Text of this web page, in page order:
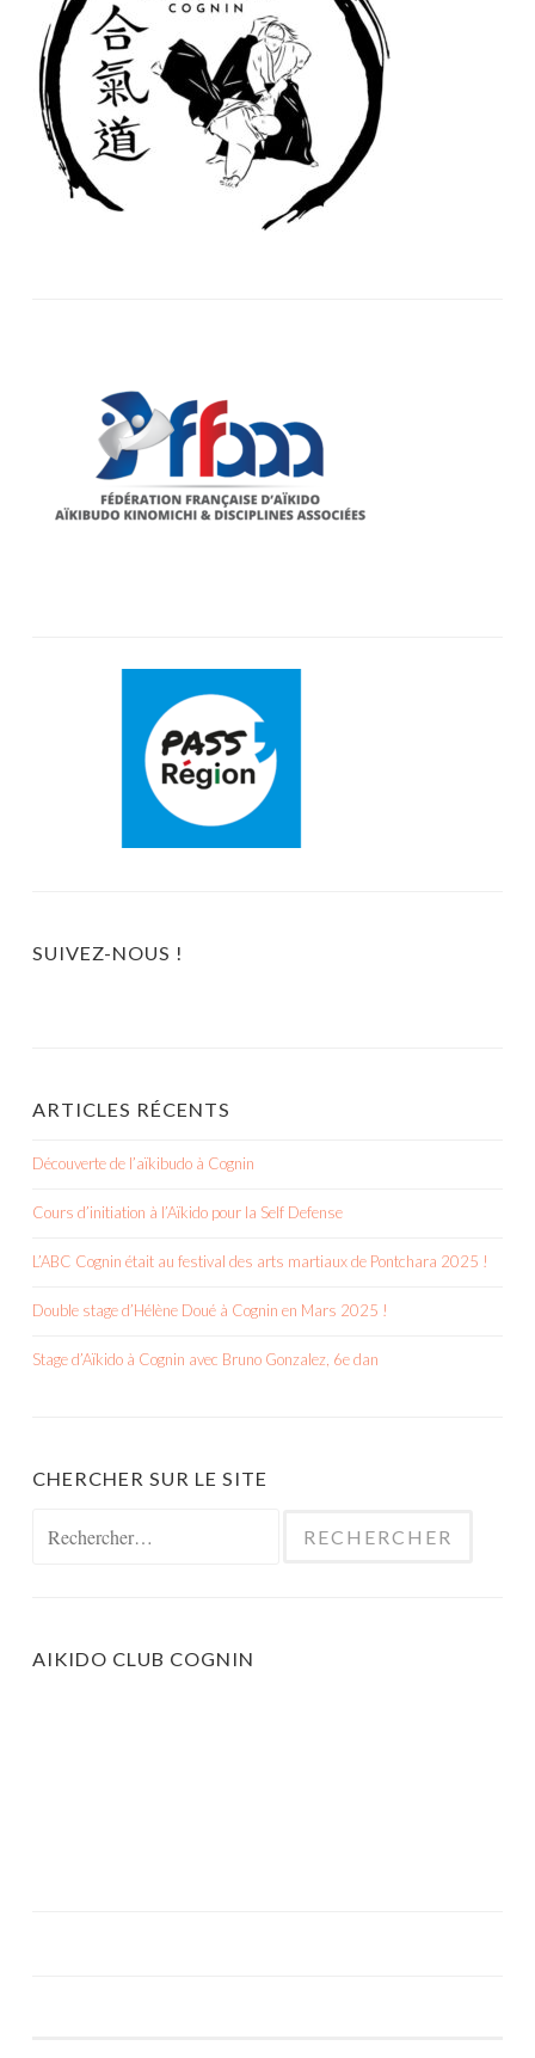
SUIVEZ-NOUS !
ARTICLES RÉCENTS
Découverte de l’aïkibudo à Cognin
Cours d’initiation à l’Aïkido pour la Self Defense
L’ABC Cognin était au festival des arts martiaux de Pontchara 2025 !
Double stage d’Hélène Doué à Cognin en Mars 2025 !
Stage d’Aïkido à Cognin avec Bruno Gonzalez, 6e dan
CHERCHER SUR LE SITE
AIKIDO CLUB COGNIN